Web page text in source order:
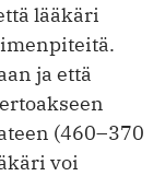
lääkäri
ja että
(460–370
voi